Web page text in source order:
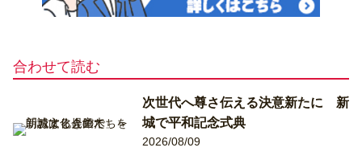
合わせて読む
次世代へ尊さ伝える決意新たに 新
城で平和記念式典
2026/08/09